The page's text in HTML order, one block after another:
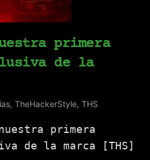
primera
de la
, TheHackerStyle, THS
primera
de la marca [THS]